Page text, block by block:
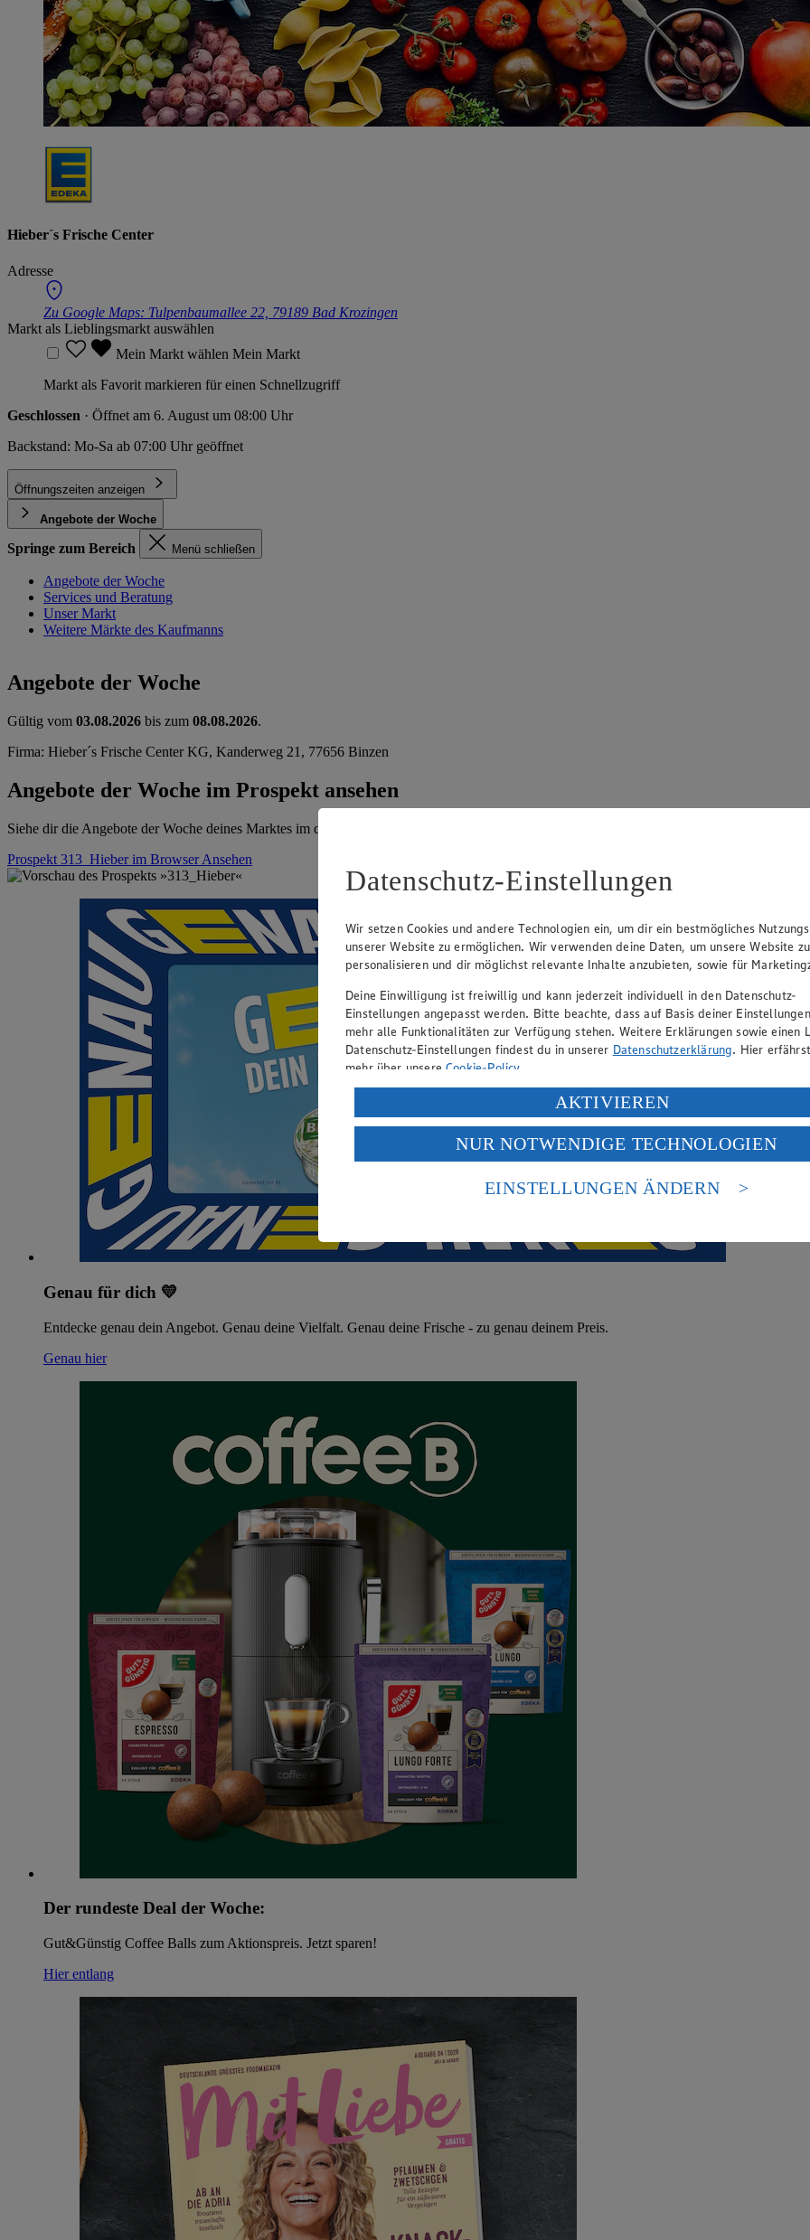
Hieber´s Frische Center
Adresse
Zu Google Maps: Tulpenbaumallee 22, 79189 Bad Krozingen
Markt als Lieblingsmarkt auswählen
Mein Markt wählen Mein Markt
Markt als Favorit markieren für einen Schnellzugriff
Geschlossen · Öffnet am 6. August um 08:00 Uhr
Backstand: Mo-Sa ab 07:00 Uhr geöffnet
Öffnungszeiten anzeigen
Angebote der Woche
Springe zum Bereich Menü schließen
Angebote der Woche
Services und Beratung
Unser Markt
Weitere Märkte des Kaufmanns
Angebote der Woche
Gültig vom 03.08.2026 bis zum 08.08.2026.
Firma: Hieber´s Frische Center KG, Kanderweg 21, 77656 Binzen
Angebote der Woche im Prospekt ansehen
Siehe dir die Angebote der Woche deines Marktes im digitalen Blätterkatalog an.
Prospekt 313_Hieber im Browser Ansehen
Genau für dich 💛
Entdecke genau dein Angebot. Genau deine Vielfalt. Genau deine Frische - zu genau deinem Preis.
Genau hier
Der rundeste Deal der Woche:
Gut&Günstig Coffee Balls zum Aktionspreis. Jetzt sparen!
Hier entlang
Datenschutz-Einstellungen
Wir setzen Cookies und andere Technologien ein, um dir ein bestmögliches
unserer Website zu ermöglichen. Wir verwenden deine Daten, um unsere Website zu
personalisieren und dir möglichst relevante Inhalte anzubieten, sowie für
Deine Einwilligung ist freiwillig und kann jederzeit individuell in den Datenschutz-
Einstellungen angepasst werden. Bitte beachte, dass auf Basis deiner
mehr alle Funktionalitäten zur Verfügung stehen. Weitere Erklärungen sowie einen
Datenschutz-Einstellungen findest du in unserer Datenschutzerklärung. Hier
mehr über unsereCookie-Policy.
Verarbeitung deiner personenbezogenen Daten in den USA durch Facebook und
Wenn du auf „Aktivieren“ klickst, willigst du im Sinne des Art. 49 Abs. 1 Satz 1 lit.
ein, dass deine Daten in den USA verarbeitet werden. Der EuGH sieht die USA als
einem nach europäischen Standards nicht angemessenen Datenschutzniveau an. Es
Risiko eines Zugriffs durch US-amerikanische Behörden.
AKTIVIEREN
NUR NOTWENDIGE TECHNOLOGIEN
EINSTELLUNGEN ÄNDERN